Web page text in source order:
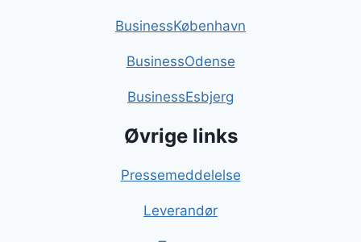
BusinessKøbenhavn
BusinessOdense
BusinessEsbjerg
Øvrige links
Pressemeddelelse
Leverandør